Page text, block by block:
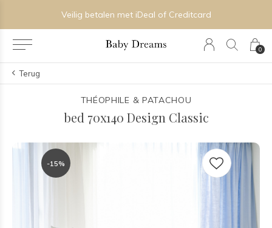
0
Veilig betalen met iDeal of Creditcard
Terug
THÉOPHILE & PATACHOU
bed 70x140 Design Classic
-15%